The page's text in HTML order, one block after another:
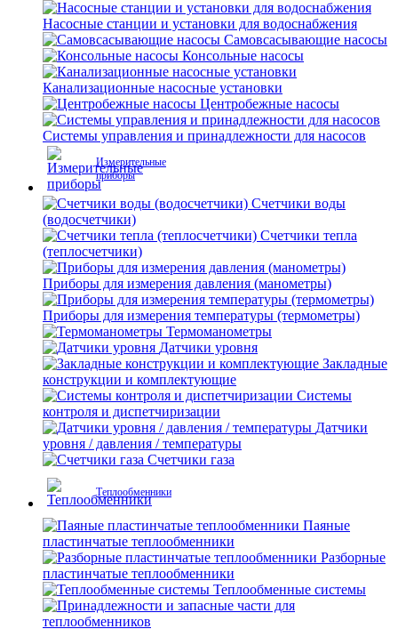
Насосные станции и установки для водоснабжения
Самовсасывающие насосы
Консольные насосы
Канализационные насосные установки
Центробежные насосы
Системы управления и принадлежности для насосов
Измерительные
приборы
Счетчики воды
(водосчетчики)
Счетчики тепла
(теплосчетчики)
Приборы для измерения давления (манометры)
Приборы для измерения температуры (термометры)
Термоманометры
Датчики уровня
Закладные
конструкции и комплектующие
Системы
контроля и диспетчиризации
Датчики
уровня / давления / температуры
Счетчики газа
Теплообменники
Паяные
пластинчатые теплообменники
Разборные
пластинчатые теплообменники
Теплообменные системы